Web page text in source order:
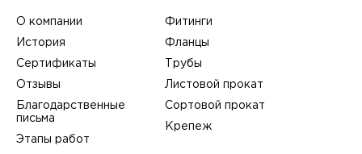
О компании
История
Сертификаты
Отзывы
Благодарственные
письма
Этапы работ
Фитинги
Фланцы
Трубы
Листовой прокат
Сортовой прокат
Крепеж